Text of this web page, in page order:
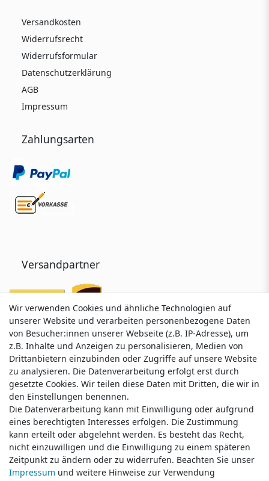
Versandkosten
Widerrufsrecht
Widerrufsformular
Datenschutzerklärung
AGB
Impressum
Zahlungsarten
Versandpartner
Service & Kontakt
Wünschen Sie einen Rückruf?
service@klamato.de
Schreiben Sie uns:
Wir verwenden Cookies und ähnliche Technologien auf
unserer Website und verarbeiten personenbezogene Daten
von Besucher:innen unserer Webseite (z.B. IP-Adresse), um
z.B. Inhalte und Anzeigen zu personalisieren, Medien von
Drittanbietern einzubinden oder Zugriffe auf unsere Website
zu analysieren. Die Datenverarbeitung erfolgt erst durch
gesetzte Cookies. Wir teilen diese Daten mit Dritten, die wir in
den Einstellungen benennen.
Die Datenverarbeitung kann mit Einwilligung oder aufgrund
eines berechtigten Interesses erfolgen. Die Zustimmung
kann erteilt oder abgelehnt werden. Es besteht das Recht,
nicht einzuwilligen und die Einwilligung zu einem späteren
Zeitpunkt zu ändern oder zu widerrufen. Beachten Sie unser
Impressum und weitere Hinweise zur Verwendung
Wir verwenden Cookies und ähnliche Technologien auf
unserer Website und verarbeiten personenbezogene Daten
von Besucher:innen unserer Webseite (z.B. IP-Adresse), um
z.B. Inhalte und Anzeigen zu personalisieren, Medien von
Drittanbietern einzubinden oder Zugriffe auf unsere Website
zu analysieren. Die Datenverarbeitung erfolgt erst durch
gesetzte Cookies. Wir teilen diese Daten mit Dritten, die wir in
den Einstellungen benennen.
Die Datenverarbeitung kann mit Einwilligung oder aufgrund
eines berechtigten Interesses erfolgen. Die Zustimmung
kann erteilt oder abgelehnt werden. Es besteht das Recht,
nicht einzuwilligen und die Einwilligung zu einem späteren
Zeitpunkt zu ändern oder zu widerrufen. Beachten Sie unser
Impressum und weitere Hinweise zur Verwendung